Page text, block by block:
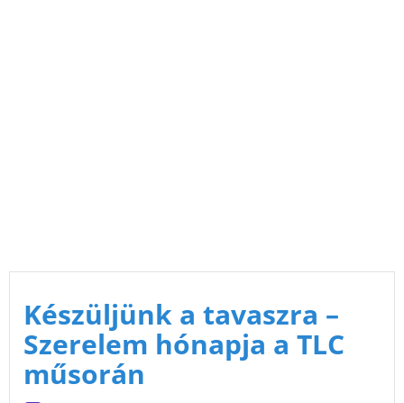
Készüljünk a tavaszra –
Szerelem hónapja a TLC
műsorán